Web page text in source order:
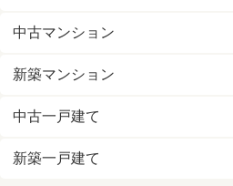
中古マンション
新築マンション
中古一戸建て
新築一戸建て